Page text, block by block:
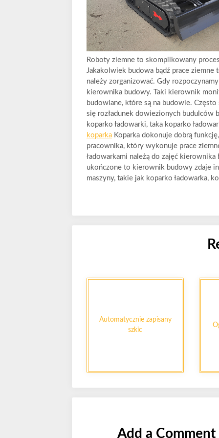
Roboty ziemne to skomplikowany
Jakakolwiek budowa bądź prace
należy zorganizować. Gdy
kierownika budowy. Taki kierownik
budowlane, które są na budowie.
się rozładunek dowiezionych budulców
koparko ładowarki, taka koparko
koparka Koparka dokonuje dobrą
pracownika, który wykonuje prace
ładowarkami należą do zajęć
ukończone to kierownik budowy zdaje
maszyny, takie jak koparko ładowarka,
Automatycznie zapisany
szkic
Add a Comment